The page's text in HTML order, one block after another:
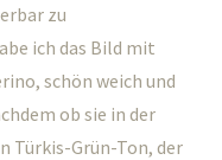
zu
ich das Bild mit
schön weich und
ob sie in der
Türkis-Grün-Ton, der